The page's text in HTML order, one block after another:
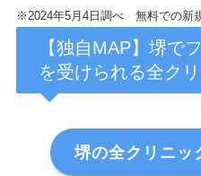
※2024年5月4日調べ 無料での新
【独自MAP】堺で
を受けられる全ク
堺の全クリニッ